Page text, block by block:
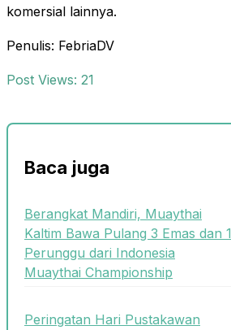
komersial lainnya.
Penulis: FebriaDV
Post Views: 21
Baca juga
Berangkat Mandiri, Muaythai
Kaltim Bawa Pulang 3 Emas dan 1
Perunggu dari Indonesia
Muaythai Championship
Peringatan Hari Pustakawan